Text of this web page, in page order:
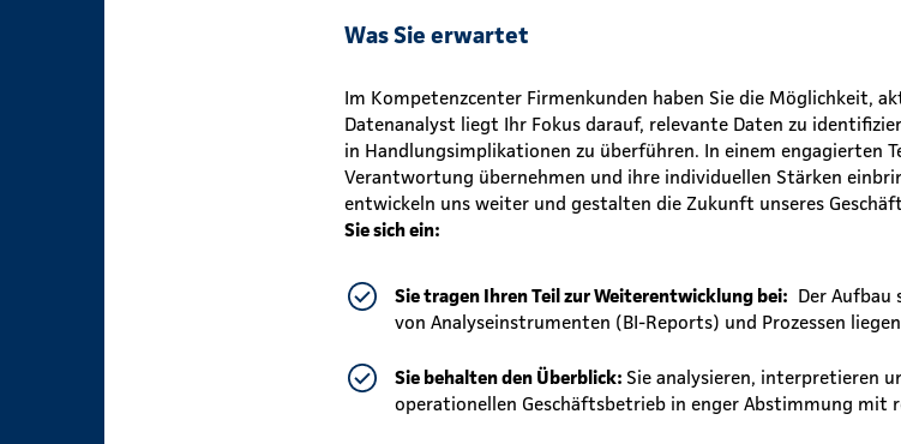
Was Sie erwartet
Im Kompetenzcenter Firmenkunden haben Sie die Möglichkeit,
Datenanalyst liegt Ihr Fokus darauf, relevante Daten zu
in Handlungsimplikationen zu überführen. In einem engagierten
Verantwortung übernehmen und ihre individuellen Stärken
entwickeln uns weiter und gestalten die Zukunft unseres
Sie sich ein:
Sie tragen Ihren Teil zur Weiterentwicklung bei: Der
von Analyseinstrumenten (BI-Reports) und Prozessen
Sie behalten den Überblick: Sie analysieren, interpretieren
operationellen Geschäftsbetrieb in enger Abstimmung mit